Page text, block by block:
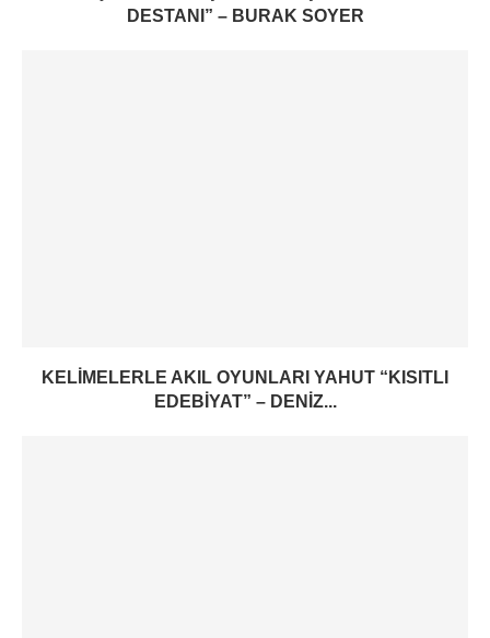
DESTANI” – BURAK SOYER
KELIMELERLE AKIL OYUNLARI YAHUT “KISITLI
EDEBIYAT” – DENIZ...